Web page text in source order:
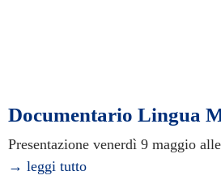
Documentario Lingua
Presentazione venerdì 9 maggio
→ leggi tutto